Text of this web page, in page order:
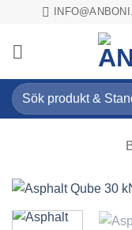
content
Sök
efter: